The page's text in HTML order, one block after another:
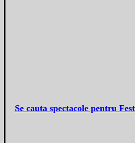
Se cauta spectacole pentru